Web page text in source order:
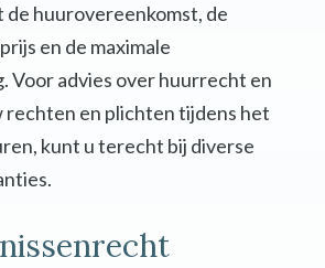
huurovereenkomst, de
en de maximale
Voor advies over huurrecht en
rechten en plichten tijdens het
kunt u terecht bij diverse